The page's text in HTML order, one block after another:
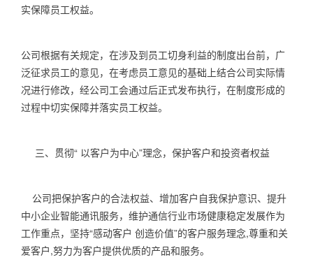
实保障员工权益。
公司根据有关规定，在涉及到员工切身利益的制度出台前，广
泛征求员工的意见，在考虑员工意见的基础上结合公司实际情
况进行修改，经公司工会通过后正式发布执行，在制度形成的
过程中切实保障并落实员工权益。
三、贯彻“ 以客户为中心”理念，保护客户和投资者权益
公司把保护客户的合法权益、增加客户自我保护意识、提升
中小企业智能通讯服务，维护通信行业市场健康稳定发展作为
工作重点，坚持“感动客户 创造价值”的客户服务理念,尊重和关
爱客户,努力为客户提供优质的产品和服务。